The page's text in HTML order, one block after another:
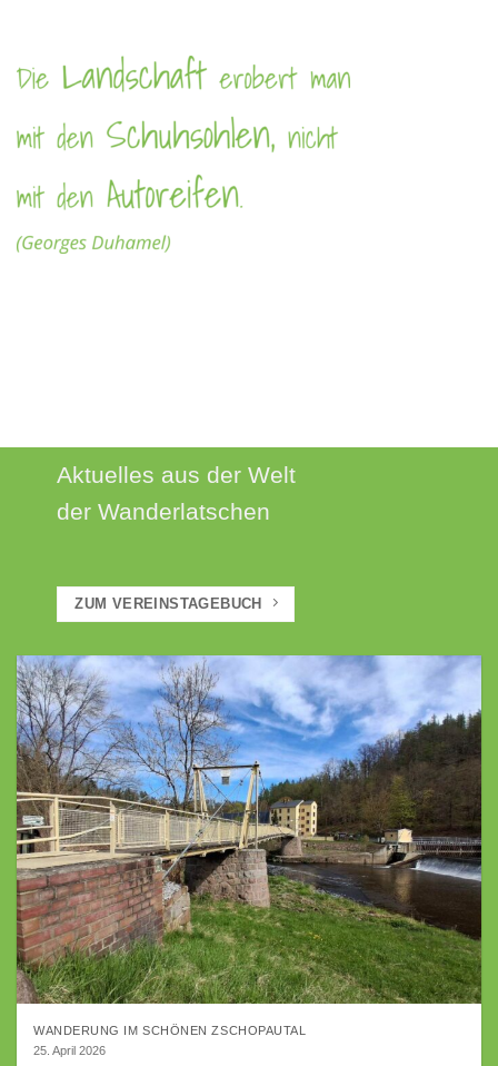
Aktuelles aus der Welt
der Wanderlatschen
ZUM VEREINSTAGEBUCH
WANDERUNG IM SCHÖNEN ZSCHOPAUTAL
25. April 2026